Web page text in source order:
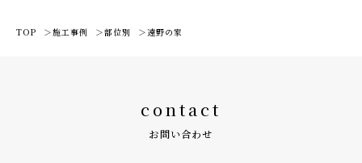
TOP 施工事例 部位別 遠野の家
contact
お問い合わせ